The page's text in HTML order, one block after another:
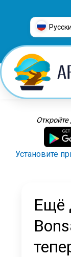
العربية
普通话
Deutsch
Italiano
日本語
Установите
Ещё